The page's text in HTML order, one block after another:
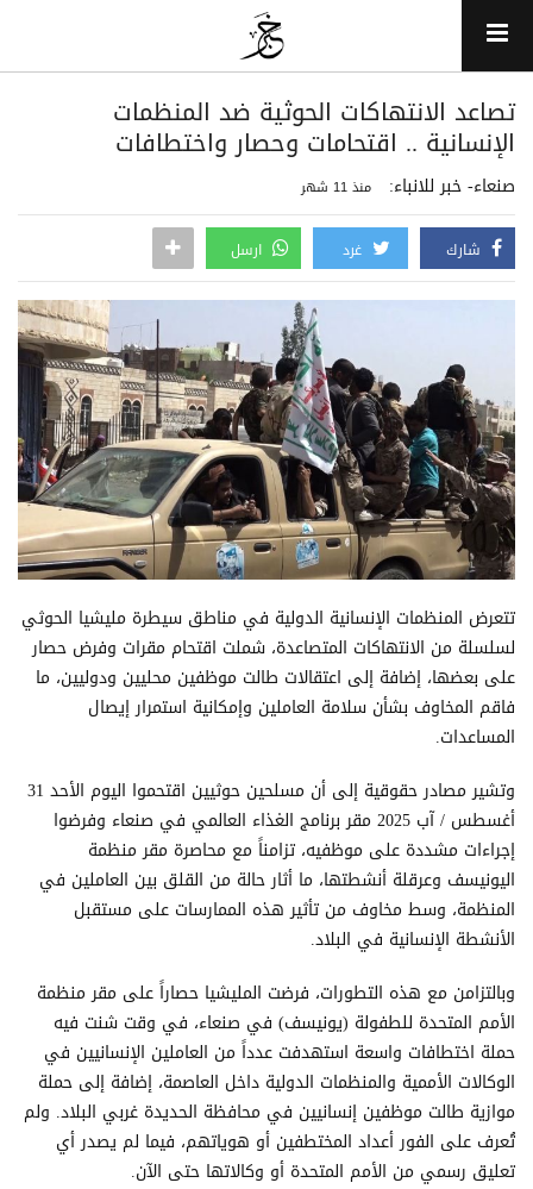
تصاعد الانتهاكات الحوثية ضد المنظمات
الإنسانية .. اقتحامات وحصار واختطافات
صنعاء- خبر للانباء: منذ 11 شهر
شارك غرد ارسل
تتعرض المنظمات الإنسانية الدولية في مناطق سيطرة مليشيا الحوثي
لسلسلة من الانتهاكات المتصاعدة، شملت اقتحام مقرات وفرض حصار
على بعضها، إضافة إلى اعتقالات طالت موظفين محليين ودوليين، ما
فاقم المخاوف بشأن سلامة العاملين وإمكانية استمرار إيصال
المساعدات.
وتشير مصادر حقوقية إلى أن مسلحين حوثيين اقتحموا اليوم الأحد 31
أغسطس / آب 2025 مقر برنامج الغذاء العالمي في صنعاء وفرضوا
إجراءات مشددة على موظفيه، تزامناً مع محاصرة مقر منظمة
اليونيسف وعرقلة أنشطتها، ما أثار حالة من القلق بين العاملين في
المنظمة، وسط مخاوف من تأثير هذه الممارسات على مستقبل
الأنشطة الإنسانية في البلاد.
وبالتزامن مع هذه التطورات، فرضت المليشيا حصاراً على مقر منظمة
الأمم المتحدة للطفولة (يونيسف) في صنعاء، في وقت شنت فيه
حملة اختطافات واسعة استهدفت عدداً من العاملين الإنسانيين في
الوكالات الأممية والمنظمات الدولية داخل العاصمة، إضافة إلى حملة
موازية طالت موظفين إنسانيين في محافظة الحديدة غربي البلاد. ولم
تُعرف على الفور أعداد المختطفين أو هوياتهم، فيما لم يصدر أي
تعليق رسمي من الأمم المتحدة أو وكالاتها حتى الآن.